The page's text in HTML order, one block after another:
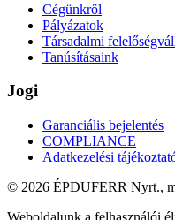
Cégünkről
Pályázatok
Társadalmi
Tanúsításaink
Jogi
Garanciális bejelentés
COMPLIANCE
Adatkezelési
© 2026 ÉPDUFERR Nyrt.,
Weboldalunk a felhasználói